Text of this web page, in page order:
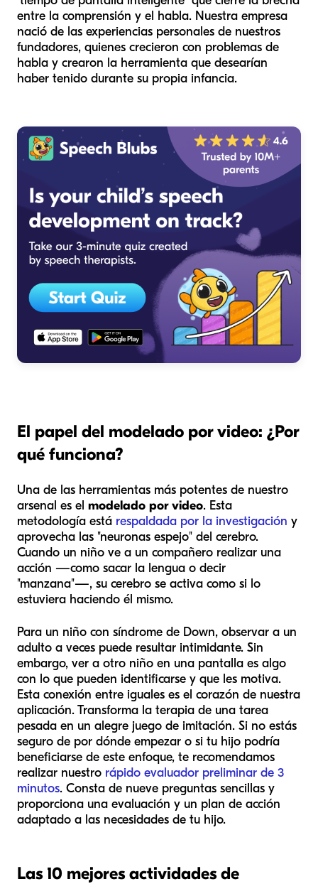
entre la comprensión y el habla. Nuestra empresa
nació de las experiencias personales de nuestros
fundadores, quienes crecieron con problemas de
habla y crearon la herramienta que desearían
haber tenido durante su propia infancia.
El papel del modelado por video: ¿Por
qué funciona?
Una de las herramientas más potentes de nuestro
arsenal es el modelado por video. Esta
metodología está respaldada por la investigación y
aprovecha las "neuronas espejo" del cerebro.
Cuando un niño ve a un compañero realizar una
acción —como sacar la lengua o decir
"manzana"—, su cerebro se activa como si lo
estuviera haciendo él mismo.
Para un niño con síndrome de Down, observar a un
adulto a veces puede resultar intimidante. Sin
embargo, ver a otro niño en una pantalla es algo
con lo que pueden identificarse y que les motiva.
Esta conexión entre iguales es el corazón de nuestra
aplicación. Transforma la terapia de una tarea
pesada en un alegre juego de imitación. Si no estás
seguro de por dónde empezar o si tu hijo podría
beneficiarse de este enfoque, te recomendamos
realizar nuestro rápido evaluador preliminar de 3
minutos. Consta de nueve preguntas sencillas y
proporciona una evaluación y un plan de acción
adaptado a las necesidades de tu hijo.
Las 10 mejores actividades de